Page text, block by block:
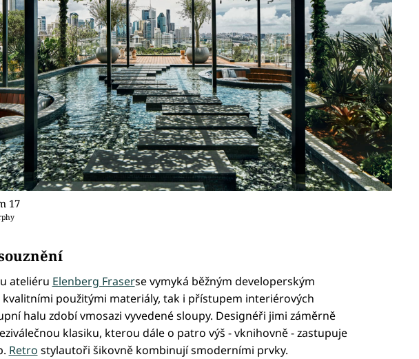
17
ateliéru Elenberg Fraserse vymyká běžným developerským
použitými materiály, tak i přístupem interiérových
halu zdobí vmosazi vyvedené sloupy. Designéři jimi záměrně
klasiku, kterou dále o patro výš - vknihovně - zastupuje
Retro stylautoři šikovně kombinují smoderními prvky.